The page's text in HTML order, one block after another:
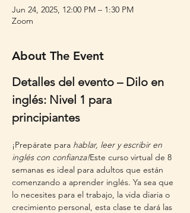
Jun 24, 2025, 12:00 PM – 1:30 PM
Zoom
About The Event
Detalles del evento – Dilo en
inglés: Nivel 1 para
principiantes
¡Prepárate para hablar, leer y escribir en
inglés con confianza!Este curso virtual de 8
semanas es ideal para adultos que están
comenzando a aprender inglés. Ya sea que
lo necesites para el trabajo, la vida diaria o
crecimiento personal, esta clase te dará las